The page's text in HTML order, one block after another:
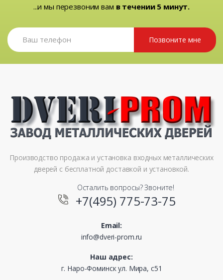
...и мы перезвоним вам в течении 5 минут.
Позвоните мне
Производство продажа и установка входных металлических
дверей с бесплатной доставкой и установкой.
Осталить вопросы? Звоните!
+7(495) 775-73-75
Email:
info@dveri-prom.ru
Наш адрес:
г. Наро-Фоминск ул. Мира, с51